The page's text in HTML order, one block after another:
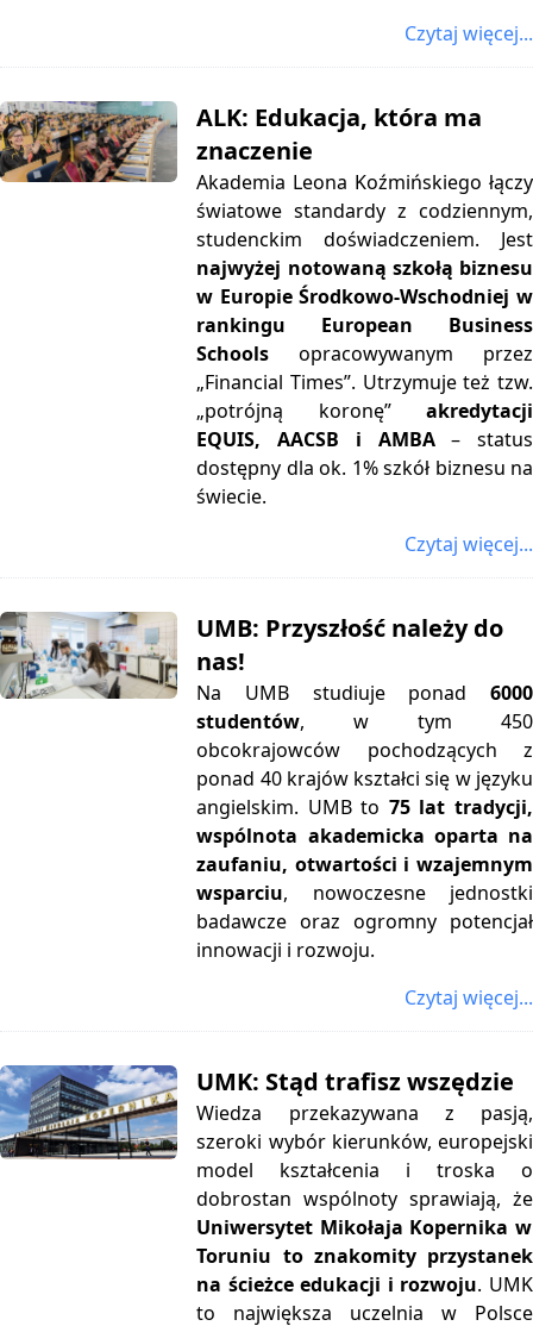
Czytaj więcej...
ALK: Edukacja, która ma
znaczenie
Akademia Leona Koźmińskiego łączy
światowe standardy z codziennym,
studenckim doświadczeniem. Jest
najwyżej notowaną szkołą biznesu
w Europie Środkowo-Wschodniej w
rankingu European Business
Schools opracowywanym przez
„Financial Times”. Utrzymuje też tzw.
„potrójną koronę” akredytacji
EQUIS, AACSB i AMBA– status
dostępny dla ok. 1% szkół biznesu na
świecie.
Czytaj więcej...
UMB: Przyszłość należy do
nas!
Na UMB studiuje ponad 6000
studentów, w tym 450
obcokrajowców pochodzących z
ponad 40 krajów kształci się w języku
angielskim. UMB to 75 lat tradycji,
wspólnota akademicka oparta na
zaufaniu, otwartości i wzajemnym
wsparciu, nowoczesne jednostki
badawcze oraz ogromny potencjał
innowacji i rozwoju.
Czytaj więcej...
UMK: Stąd trafisz wszędzie
Wiedza przekazywana z pasją,
szeroki wybór kierunków, europejski
model kształcenia i troska o
dobrostan wspólnoty sprawiają, że
Uniwersytet Mikołaja Kopernika w
Toruniu to znakomity przystanek
na ścieżce edukacji i rozwoju. UMK
to największa uczelnia w Polsce